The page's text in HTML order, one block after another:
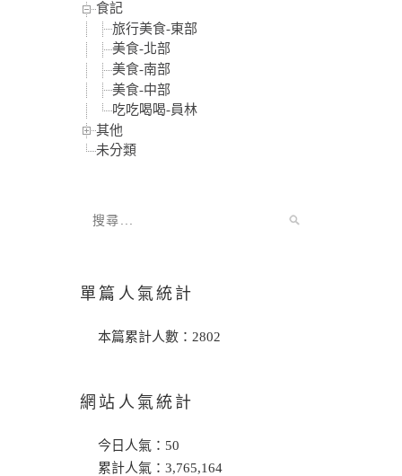
食記
旅行美食-東部
美食-北部
美食-南部
美食-中部
吃吃喝喝-員林
其他
未分類
單篇人氣統計
本篇累計人數： 2802
網站人氣統計
今日人氣： 50
累計人氣： 3,765,164